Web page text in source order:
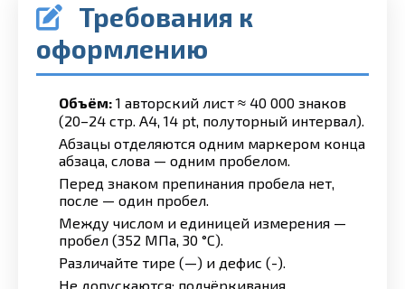
Требования к
оформлению
Объём: 1 авторский лист ≈ 40 000 знаков
(20–24 стр. А4, 14 pt, полуторный интервал).
Абзацы отделяются одним маркером конца
абзаца, слова — одним пробелом.
Перед знаком препинания пробела нет,
после — один пробел.
Между числом и единицей измерения —
пробел (352 МПа, 30 °С).
Различайте тире (—) и дефис (-).
Не допускаются: подчёркивания,